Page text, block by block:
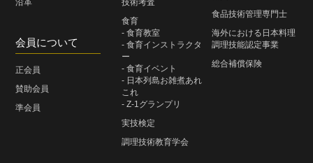
沿革
会員について
正会員
賛助会員
準会員
技術考査
食育
- 食育教室
- 食育インストラクタ
ー
- 食育イベント
- 日本列島お雑煮あれ
これ
- Z-1グランプリ
実技検定
調理技術教育学会
食品技術管理専門士
海外における日本料理
調理技能認定事業
総合補償保険